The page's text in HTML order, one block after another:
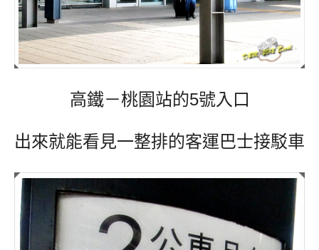
高鐵－桃園站的5號入口
出來就能看見一整排的客運巴士接駁車